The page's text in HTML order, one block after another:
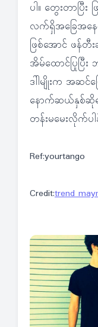
ပါ။ တွေးတာပြီ
လက်ရှိအခြေအန
ဖြစ်အောင် ဖန်တီ
အိမ်ထောင်ပြုပြီ
ဒါါမျိုးက အဆင်
နောက်ဆယ်နှစ်ဆိုရ
တန်းမမေးလိုက်ပ
Ref:yourtango
Credit:trend